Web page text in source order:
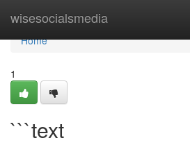
wisesocialsmedia
Home
Home
1
```text